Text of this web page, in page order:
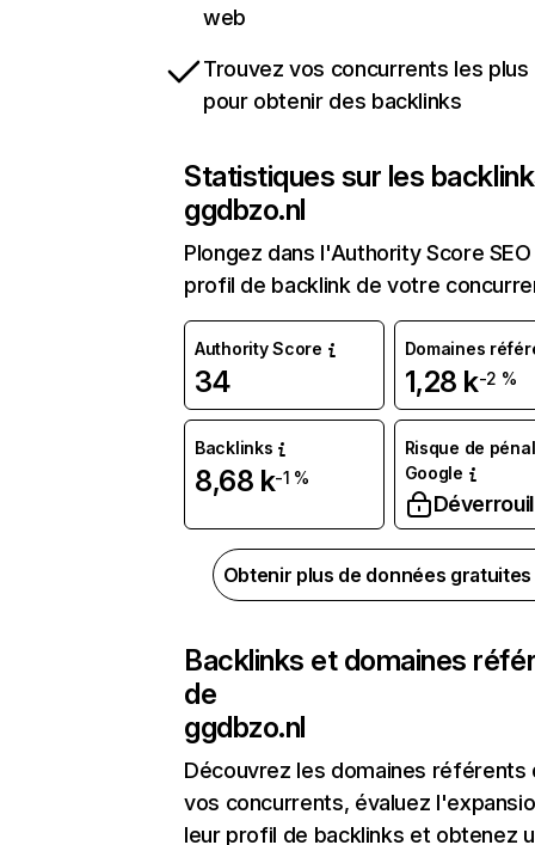
web
Trouvez vos concurrents les
pour obtenir des backlinks
Statistiques sur les
ggdbzo.nl
Plongez dans l'Authority Score
profil de backlink de votre
Authority Score
34
Domaines
1,28 k-2 %
Backlinks
8,68 k-1 %
Risque de
Google
Obtenir plus de données
Backlinks et domaines
de
ggdbzo.nl
Découvrez les domaines référents
vos concurrents, évaluez
leur profil de backlinks et obtenez